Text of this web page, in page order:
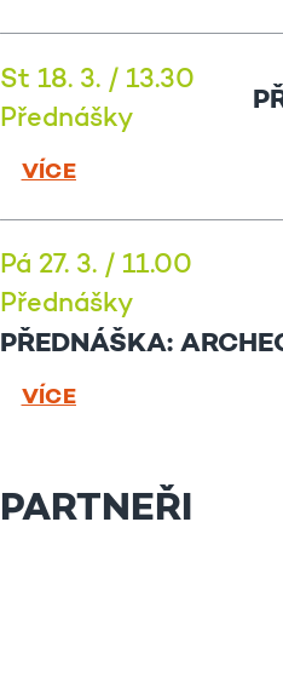
St 18. 3. / 13.30
Přednášky
VÍCE
Pá 27. 3. / 11.00
Přednášky
PŘEDNÁŠKA:
VÍCE
PARTNEŘI